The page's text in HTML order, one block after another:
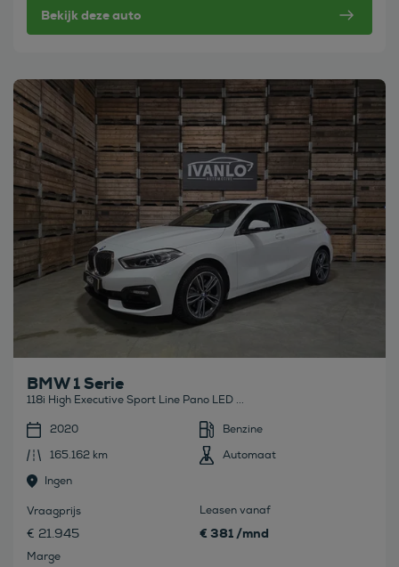
Bekijk deze auto
Bekijk deze auto
BMW 1 Serie
118i High Executive Sport Line Pano LED ...
2020
Benzine
165.162 km
Automaat
Ingen
Vraagprijs
€ 21.945
Marge
Leasen vanaf
€ 381 /mnd